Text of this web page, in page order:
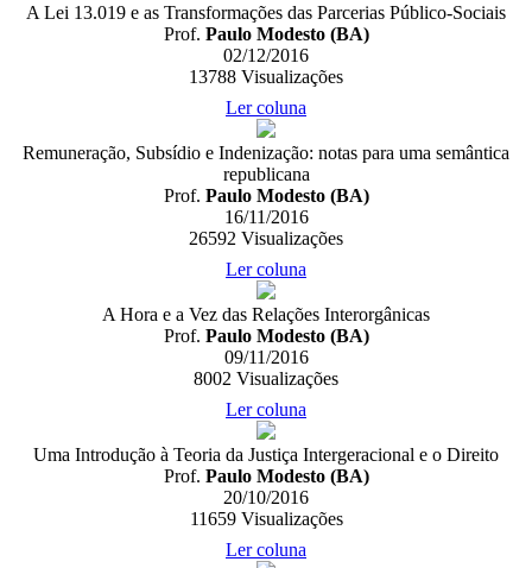
A Lei 13.019 e as Transformações das Parcerias Público-Sociais
Prof. Paulo Modesto (BA)
02/12/2016
13788 Visualizações
Ler coluna
Remuneração, Subsídio e Indenização: notas para uma semântica
republicana
Prof. Paulo Modesto (BA)
16/11/2016
26592 Visualizações
Ler coluna
A Hora e a Vez das Relações Interorgânicas
Prof. Paulo Modesto (BA)
09/11/2016
8002 Visualizações
Ler coluna
Uma Introdução à Teoria da Justiça Intergeracional e o Direito
Prof. Paulo Modesto (BA)
20/10/2016
11659Visualizações
Ler coluna